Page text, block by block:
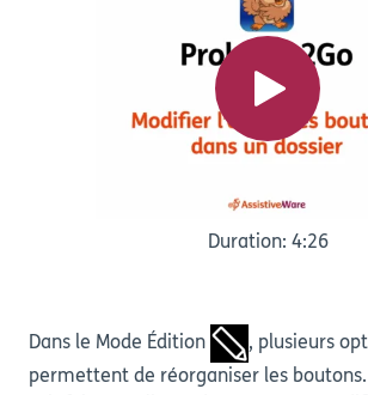
Duration: 4:26
Dans le Mode Édition
, plusieurs
permettent de réorganiser les boutons.